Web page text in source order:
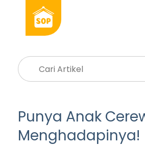
Punya Anak
Menghadapinya!